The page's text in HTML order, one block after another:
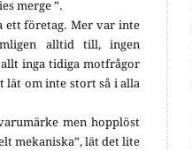
merge ”.
ett företag. Mer var inte
alltid till, ingen
inga tidiga motfrågor
lät om inte stort så i alla
men hopplöst
mekaniska”, lät det lite